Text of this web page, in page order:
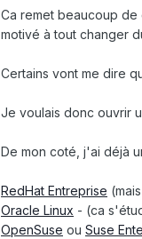
Ca remet beaucoup
motivé à tout changer
Certains vont me dire
Je voulais donc ouvrir
De mon coté, j'ai déjà
RedHat Entreprise
Oracle Linux - (ca
OpenSuse ou Suse